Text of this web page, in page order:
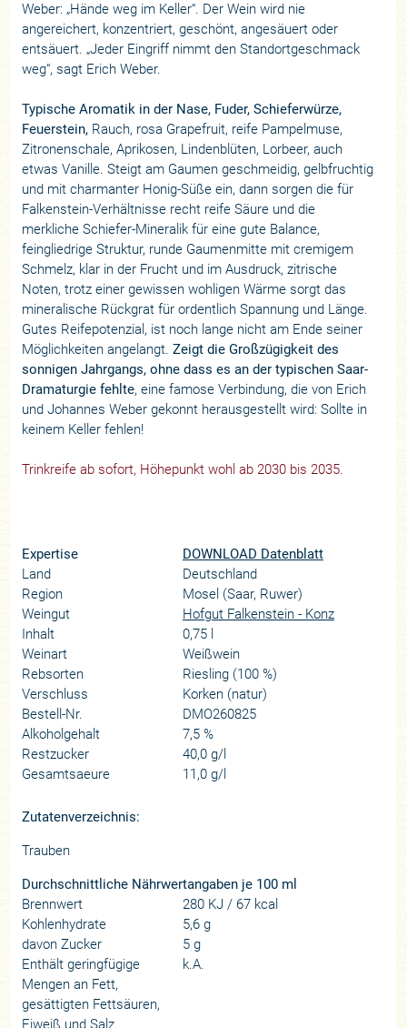
Weber: „Hände weg im Keller“. Der Wein wird nie
angereichert, konzentriert, geschönt, angesäuert oder
entsäuert. „Jeder Eingriff nimmt den Standortgeschmack
weg“, sagt Erich Weber.
Typische Aromatik in der Nase, Fuder, Schieferwürze,
Feuerstein, Rauch, rosa Grapefruit, reife Pampelmuse,
Zitronenschale, Aprikosen, Lindenblüten, Lorbeer, auch
etwas Vanille. Steigt am Gaumen geschmeidig, gelbfruchtig
und mit charmanter Honig-Süße ein, dann sorgen die für
Falkenstein-Verhältnisse recht reife Säure und die
merkliche Schiefer-Mineralik für eine gute Balance,
feingliedrige Struktur, runde Gaumenmitte mit cremigem
Schmelz, klar in der Frucht und im Ausdruck, zitrische
Noten, trotz einer gewissen wohligen Wärme sorgt das
mineralische Rückgrat für ordentlich Spannung und Länge.
Gutes Reifepotenzial, ist noch lange nicht am Ende seiner
Möglichkeiten angelangt.Zeigt die Großzügigkeit des
sonnigen Jahrgangs, ohne dass es an der typischen Saar-
Dramaturgie fehlte, eine famose Verbindung, die von Erich
und Johannes Weber gekonnt herausgestellt wird: Sollte in
keinem Keller fehlen!
Trinkreife ab sofort, Höhepunkt wohl ab 2030 bis 2035.
Expertise
DOWNLOAD Datenblatt
Land
Deutschland
Region
Mosel (Saar, Ruwer)
Weingut
Hofgut Falkenstein - Konz
Inhalt
0,75 l
Weinart
Weißwein
Rebsorten
Riesling (100 %)
Verschluss
Korken (natur)
Bestell-Nr.
DMO260825
Alkoholgehalt
7,5 %
Restzucker
40,0 g/l
Gesamtsaeure
11,0 g/l
Zutatenverzeichnis:
Trauben
Durchschnittliche Nährwertangaben je 100 ml
Brennwert
280 KJ / 67 kcal
Kohlenhydrate
5,6 g
davon Zucker
5 g
Enthält geringfügige
Mengen an Fett,
gesättigten Fettsäuren,
Eiweiß und Salz
k.A.